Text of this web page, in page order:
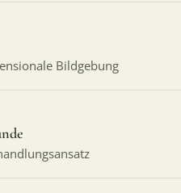
Bildgebung